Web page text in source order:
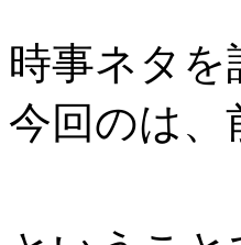
時事ネタ
今回のは、